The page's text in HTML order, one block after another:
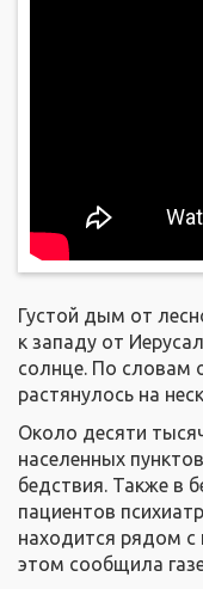
Густой дым от
к западу от
солнце. По словам
растянулось на
Около десяти
населенных
бедствия. Также в
пациентов
находится рядом с
этом сообщила